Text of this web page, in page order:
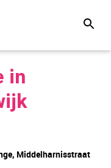
in
Middelharnisstraat